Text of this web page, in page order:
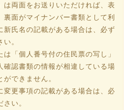
は両面をお送りいただければ、表
裏面がマイナンバー書類として利
新氏名の記載がある場合は、必ず
。
は「個人番号付の住民票の写し」
確認書類の情報が相違している場
できません。
変更事項の記載がある場合は、必
い。